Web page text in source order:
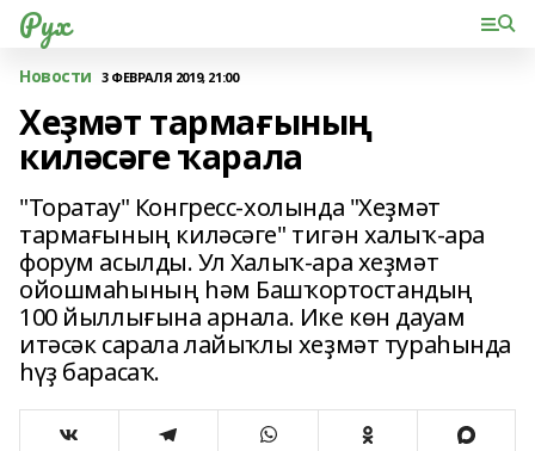
Рух
Новости 3 ФЕВРАЛЯ 2019, 21:00
Хеҙмәт тармағының
киләсәге ҡарала
"Торатау" Конгресс-холында "Хеҙмәт
тармағының киләсәге" тигән халыҡ-ара
форум асылды. Ул Халыҡ-ара хеҙмәт
ойошмаһының һәм Башҡортостандың
100 йыллығына арнала. Ике көн дауам
итәсәк сарала лайыҡлы хеҙмәт тураһында
һүҙ барасаҡ.